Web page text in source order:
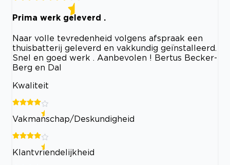
Prima werk geleverd .
Naar volle tevredenheid volgens afspraak een
thuisbatterij geleverd en vakkundig geïnstalleerd.
Snel en goed werk . Aanbevolen ! Bertus Becker-
Berg en Dal
Kwaliteit
Vakmanschap/Deskundigheid
Klantvriendelijkheid